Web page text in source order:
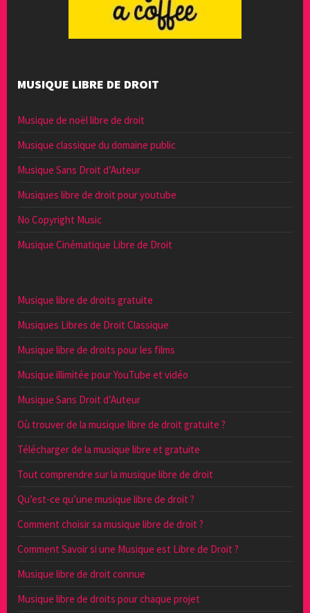
MUSIQUE LIBRE DE DROIT
Musique de noël libre de droit
Musique classique du domaine public
Musique Sans Droit d’Auteur
Musiques libre de droit pour youtube
No Copyright Music
Musique Cinématique Libre de Droit
Musique libre de droits gratuite
Musiques Libres de Droit Classique
Musique libre de droits pour les films
Musique illimitée pour YouTube et vidéo
Musique Sans Droit d’Auteur
Où trouver de la musique libre de droit gratuite ?
Télécharger de la musique libre et gratuite
Tout comprendre sur la musique libre de droit
Qu’est-ce qu’une musique libre de droit ?
Comment choisir sa musique libre de droit ?
Comment Savoir si une Musique est Libre de Droit ?
Musique libre de droit connue
Musique libre de droits pour chaque projet